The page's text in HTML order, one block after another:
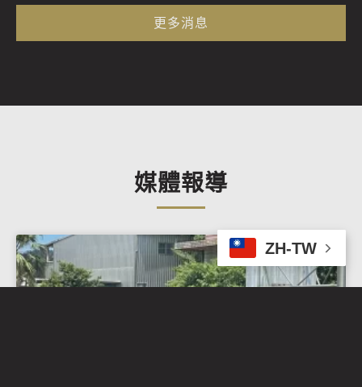
更多消息
媒體報導
ZH-TW